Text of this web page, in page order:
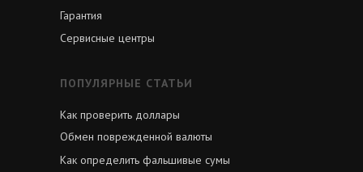
ПОПУЛЯРНЫЕ СТАТЬИ
Как проверить доллары
Обмен поврежденной валюты
Как определить фальшивые сумы
Гарантия
Сервисные центры